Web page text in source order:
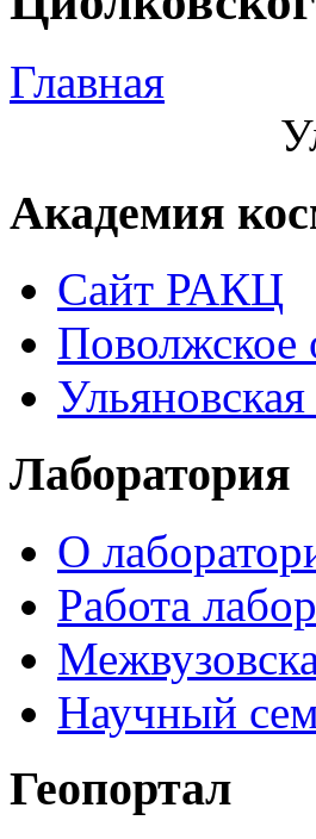
Главная
Академия
Сайт РАКЦ
Поволжское
Лаборатория
О
Работа
Научный
Геопортал